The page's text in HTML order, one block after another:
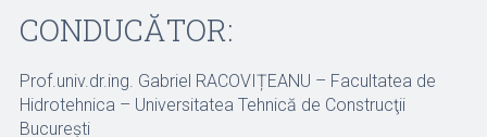
CONDUCĂTOR:
Prof.univ.dr.ing. Gabriel RACOVIȚEANU – Facultatea de
Hidrotehnica – Universitatea Tehnică de Construcţii
Bucureşti